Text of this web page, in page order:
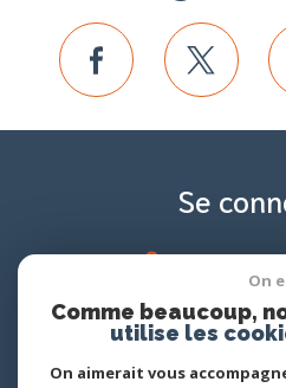
facebook
Se
espace
On
Comme beaucoup,
utilise les
On aimerait vous